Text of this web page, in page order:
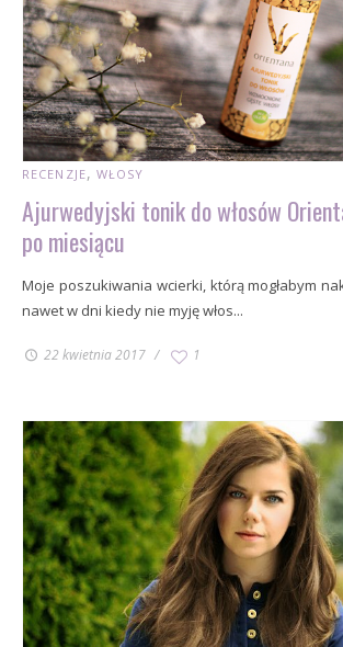
RECENZJE WŁOSY
Ajurwedyjski tonik do włosów
po miesiącu
Moje poszukiwania wcierki, którą mogłabym
nawet w dni kiedy nie myję włos...
22 kwietnia 2017 1